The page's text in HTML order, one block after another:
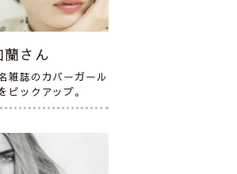
さん
雑誌のカバーガール
ピックアップ。